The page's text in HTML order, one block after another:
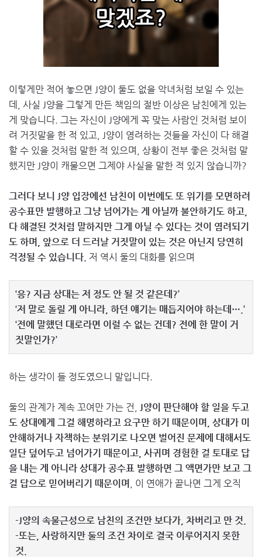
이렇게만 적어 놓으면 J양이 둘도 없을 악녀처럼 보일 수 있는
데, 사실 J양을 그렇게 만든 책임의 절반 이상은 남친에게 있는
게 맞습니다. 그는 자신이 J양에게 꼭 맞는 사람인 것처럼 보이
려 거짓말을 한 적 있고, J양이 염려하는 것들을 자신이 다 해결
할 수 있을 것처럼 말한 적 있으며, 상황이 전부 좋은 것처럼 말
했지만 J양이 캐물으면 그제야 사실을 말한 적 있지 않습니까?
그러다 보니 J양 입장에선 남친이 이번에도 또 위기를 모면하려
공수표만 발행하고 그냥 넘어가는 게 아닐까 불안하기도 하고,
다 해결된 것처럼 말하지만 그게 아닐 수 있다는 것이 염려되기
도 하며, 앞으로 더 드러날 거짓말이 있는 것은 아닌지 당연히
걱정될 수 있습니다. 저 역시 둘의 대화를 읽으며
‘응? 지금 상대는 저 정도 안 될 것 같은데?’
‘저 말로 돌릴 게 아니라, 하던 얘기는 매듭지어야 하는데….’
‘전에 말했던 대로라면 이럴 수 없는 건데? 전에 한 말이 거
짓말인가?’
하는 생각이 들 정도였으니 말입니다.
둘의 관계가 계속 꼬여만 가는 건,
J양이 판단해야 할 일을 두고
도 상대에게 그걸 해명하라고 요구만 하기 때문이며, 상대가 미
안해하거나 자책하는 분위기로 나오면 벌어진 문제에 대해서도
일단 덮어두고 넘어가기 때문이고, 사귀며 경험한 걸 토대로 답
을 내는 게 아니라 상대가 공수표 발행하면 그 액면가만 보고 그
걸 답으로 믿어버리기 때문이며
, 이 연애가 끝나면 그게 오직
-J양의 속물근성으로 남친의 조건만 보다가, 차버리고 만 것.
-또는, 사랑하지만 둘의 조건 차이로 결국 이루어지지 못한
것.